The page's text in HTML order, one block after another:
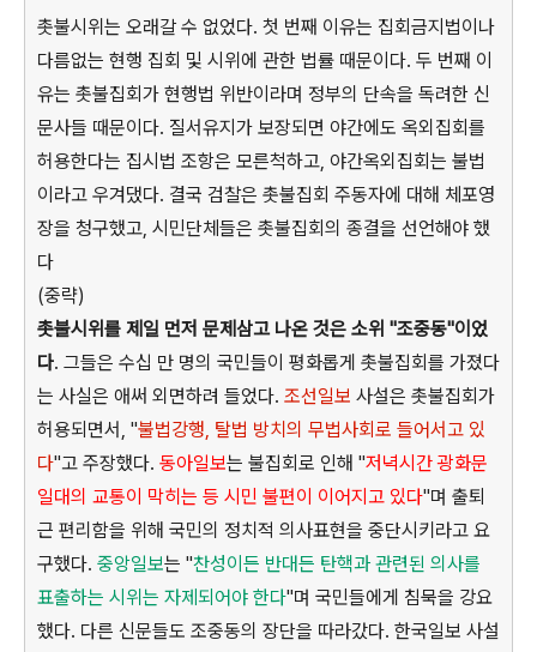
촛불시위는 오래갈 수 없었다. 첫 번째 이유는 집회금지법이나
다름없는 현행 집회 및 시위에 관한 법률 때문이다. 두 번째 이
유는 촛불집회가 현행법 위반이라며 정부의 단속을 독려한 신
문사들 때문이다. 질서유지가 보장되면 야간에도 옥외집회를
허용한다는 집시법 조항은 모른척하고, 야간옥외집회는 불법
이라고 우겨댔다. 결국 검찰은 촛불집회 주동자에 대해 체포영
장을 청구했고, 시민단체들은 촛불집회의 종결을 선언해야 했
다
(중략)
촛불시위를 제일 먼저 문제삼고 나온 것은 소위 "조중동"이었
다. 그들은 수십 만 명의 국민들이 평화롭게 촛불집회를 가졌다
는 사실은 애써 외면하려 들었다. 조선일보 사설은 촛불집회가
허용되면서, "불법강행, 탈법 방치의 무법사회로 들어서고 있
다"고 주장했다. 동아일보는 불집회로 인해 "저녁시간 광화문
일대의 교통이 막히는 등 시민 불편이 이어지고 있다"며 출퇴
근 편리함을 위해 국민의 정치적 의사표현을 중단시키라고 요
구했다. 중앙일보는 "찬성이든 반대든 탄핵과 관련된 의사를
표출하는 시위는 자제되어야 한다"며 국민들에게 침묵을 강요
했다. 다른 신문들도 조중동의 장단을 따라갔다. 한국일보 사설